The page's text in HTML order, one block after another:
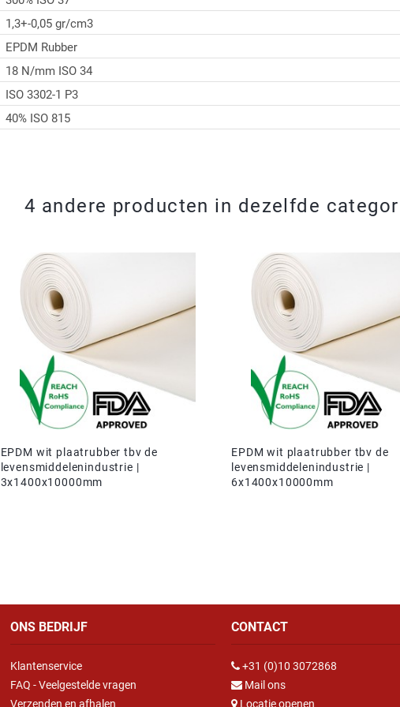
1,3+-0,05 gr/cm3
EPDM Rubber
18 N/mm ISO 34
ISO 3302-1 P3
40% ISO 815
4 andere producten in dezelfde
EPDM wit plaatrubber tbv de
levensmiddelenindustrie |
3x1400x10000mm
EPDM wit plaatrubber tbv de
levensmiddelenindustrie |
6x1400x10000mm
ONS BEDRIJF
Klantenservice
FAQ - Veelgestelde vragen
Verzenden en afhalen
CONTACT
+31 (0)10 3072868
Mail ons
Locatie openen